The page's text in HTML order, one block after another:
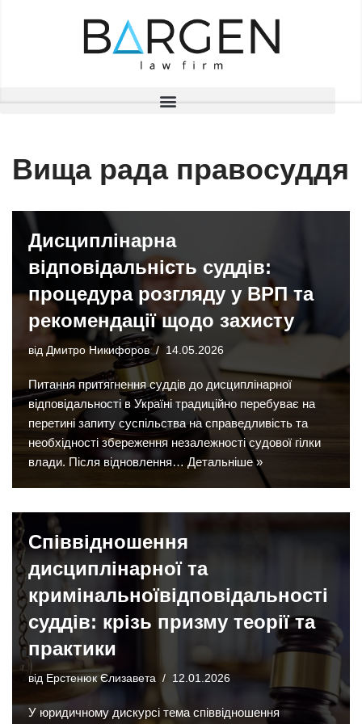
Вища рада правосуддя
Дисциплінарна
відповідальність суддів:
процедура розгляду у ВРП та
рекомендації щодо захисту
від Дмитро Никифоров 14.05.2026
Питання притягнення суддів до дисциплінарної
відповідальності в Україні традиційно перебуває на
перетині запиту суспільства на справедливість та
необхідності збереження незалежності судової гілки
влади. Після відновлення… Детальніше »
Співвідношення
дисциплінарної та
кримінальноївідповідальності
суддів: крізь призму теорії та
практики
від Ерстенюк Єлизавета 12.01.2026
У юридичному дискурсі тема співвідношення